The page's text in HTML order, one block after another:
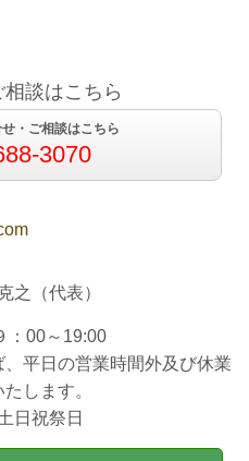
談はこちら
・ご相談はこちら
3070
之（代表）
：00～19:00
平日の営業時間外及び休業
します。
日祝祭日